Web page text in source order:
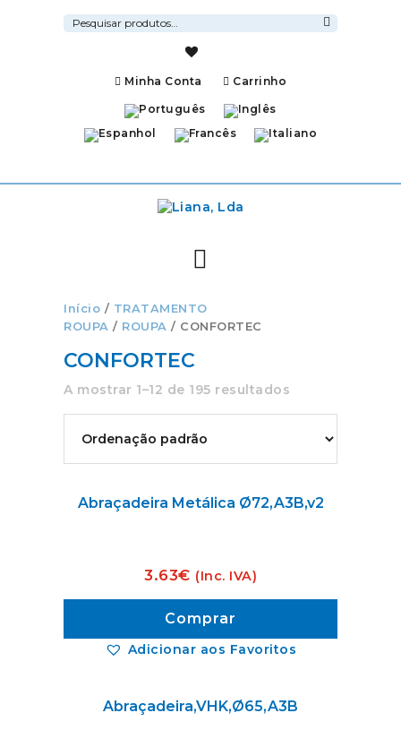
Pesquisar
por:
Minha Conta Carrinho
Início / TRATAMENTO
ROUPA / ROUPA / CONFORTEC
CONFORTEC
A mostrar 1–12 de 195 resultados
Adicionar aos Favoritos
Abraçadeira Metálica Ø72,A3B,v2
3.63€ (Inc. IVA)
Comprar
Abraçadeira,VHK,Ø65,A3B